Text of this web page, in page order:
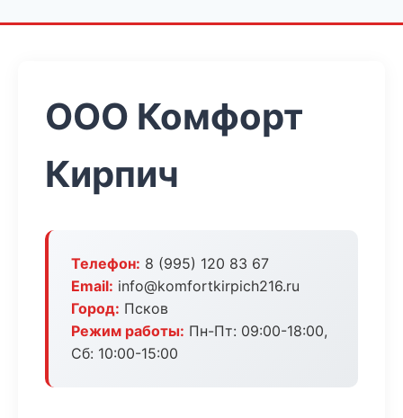
ООО Комфорт
Кирпич
Телефон: 8 (995) 120 83 67
Email: info@komfortkirpich216.ru
Город: Псков
Режим работы: Пн-Пт: 09:00-18:00,
Сб: 10:00-15:00